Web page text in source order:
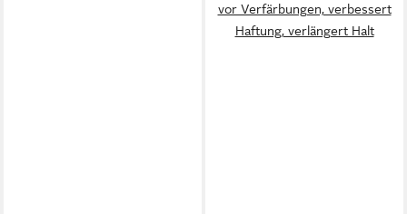
vor Verfärbungen, verbessert
Haftung, verlängert Halt